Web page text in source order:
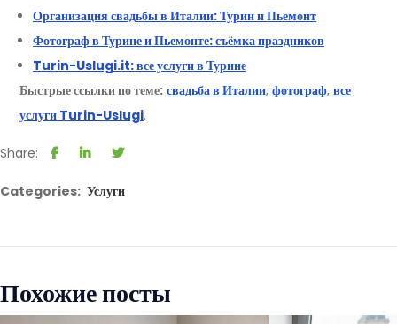
Организация свадьбы в Италии: Турин и Пьемонт
Фотограф в Турине и Пьемонте: съёмка праздников
Turin-Uslugi.it: все услуги в Турине
Быстрые ссылки по теме: свадьба в Италии, фотограф, все
услуги Turin-Uslugi.
Share:
Categories: Услуги
Похожие посты